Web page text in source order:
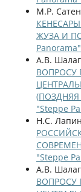
М.Р.
ЖУЗА И
А.В.
ВОПРОСУ
(ПОЗДНЯЯ
"Steppe
Н.С.
"Steppe
А.В.
ВОПРОСУ